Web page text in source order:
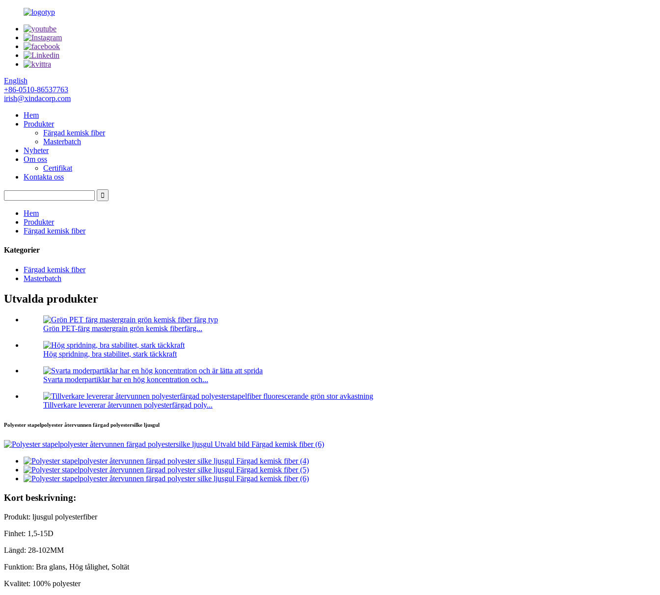
English
+86-0510-86537763
irish@xindacorp.com
Hem
Produkter
Färgad kemisk fiber
Masterbatch
Nyheter
Om oss
Certifikat
Kontakta oss
Hem
Produkter
Färgad kemisk fiber
Kategorier
Färgad kemisk fiber
Masterbatch
Utvalda produkter
Grön PET-färg mastergrain grön kemisk fiberfärg...
Hög spridning, bra stabilitet, stark täckkraft
Svarta moderpartiklar har en hög koncentration och...
Tillverkare levererar återvunnen polyesterfärgad poly...
Polyester stapelpolyester återvunnen färgad polyestersilke ljusgul
Kort beskrivning:
Produkt: ljusgul polyesterfiber
Finhet: 1,5-15D
Längd: 28-102MM
Funktion: Bra glans, Hög tålighet, Soltät
Kvalitet: 100% polyester